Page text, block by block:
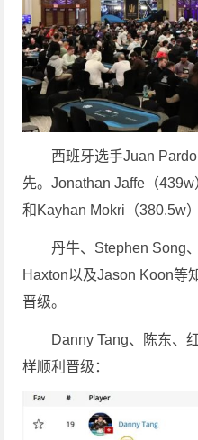
西班牙选手Juan
先。Jonathan Jaffe（
和Kayhan Mokri（380.5w
丹牛、Stephen Song
Haxton以及Jason Koon等
晋级。
Danny Tang、陈东、
样顺利晋级：